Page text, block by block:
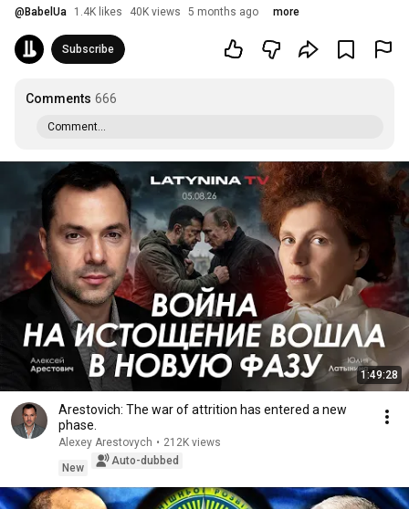
@ BabelUa 1.4K likes 40K views 5 months ago more
Subscribe
Comments 666
Comment...
1:49:28
Arestovich: The war of attrition has entered a new
phase.
Alexey Arestovych • 212K views
New
Auto-dubbed